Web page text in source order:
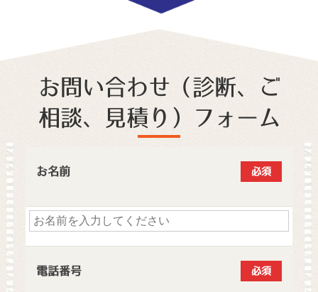
お問い合わせ（診断、ご
相談、見積り）フォーム
お名前 必須
電話番号 必須